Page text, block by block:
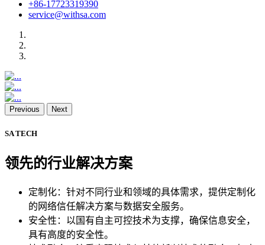
+86-17723319390
service@withsa.com
Previous Next
SA TECH
领先的行业解决方案
定制化：针对不同行业和领域的具体需求，提供定制化
的网络信任解决方案与数据安全服务。
安全性：以国有自主可控技术为支撑，确保信息安全，
具有高度的安全性。